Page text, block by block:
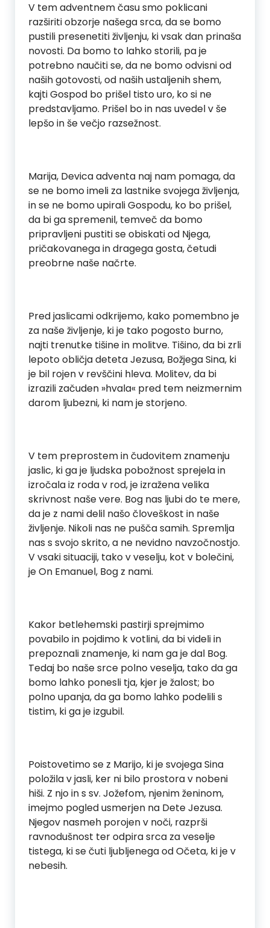
V tem adventnem času smo poklicani
razširiti obzorje našega srca, da se bomo
pustili presenetiti življenju, ki vsak dan prinaša
novosti. Da bomo to lahko storili, pa je
potrebno naučiti se, da ne bomo odvisni od
naših gotovosti, od naših ustaljenih shem,
kajti Gospod bo prišel tisto uro, ko si ne
predstavljamo. Prišel bo in nas uvedel v še
lepšo in še večjo razsežnost.
Marija, Devica adventa naj nam pomaga, da
se ne bomo imeli za lastnike svojega življenja,
in se ne bomo upirali Gospodu, ko bo prišel,
da bi ga spremenil, temveč da bomo
pripravljeni pustiti se obiskati od Njega,
pričakovanega in dragega gosta, četudi
preobrne naše načrte.
Pred jaslicami odkrijemo, kako pomembno je
za naše življenje, ki je tako pogosto burno,
najti trenutke tišine in molitve. Tišino, da bi zrli
lepoto obličja deteta Jezusa, Božjega Sina, ki
je bil rojen v revščini hleva. Molitev, da bi
izrazili začuden »hvala« pred tem neizmernim
darom ljubezni, ki nam je storjeno.
V tem preprostem in čudovitem znamenju
jaslic, ki ga je ljudska pobožnost sprejela in
izročala iz roda v rod, je izražena velika
skrivnost naše vere. Bog nas ljubi do te mere,
da je z nami delil našo človeškost in naše
življenje. Nikoli nas ne pušča samih. Spremlja
nas s svojo skrito, a ne nevidno navzočnostjo.
V vsaki situaciji, tako v veselju, kot v bolečini,
je On Emanuel, Bog z nami.
Kakor betlehemski pastirji sprejmimo
povabilo in pojdimo k votlini, da bi videli in
prepoznali znamenje, ki nam ga je dal Bog.
Tedaj bo naše srce polno veselja, tako da ga
bomo lahko ponesli tja, kjer je žalost; bo
polno upanja, da ga bomo lahko podelili s
tistim, ki ga je izgubil.
Poistovetimo se z Marijo, ki je svojega Sina
položila v jasli, ker ni bilo prostora v nobeni
hiši. Z njo in s sv. Jožefom, njenim ženinom,
imejmo pogled usmerjen na Dete Jezusa.
Njegov nasmeh porojen v noči, razprši
ravnodušnost ter odpira srca za veselje
tistega, ki se čuti ljubljenega od Očeta, ki je v
nebesih.